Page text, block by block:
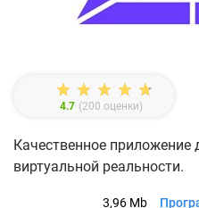
4.7 (200 оценки)
Качественное
виртуальной реальности.
3,96 Mb